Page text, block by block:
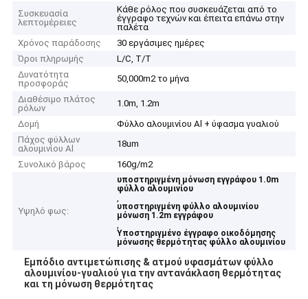
Συσκευασία
λεπτομέρειες
Κάθε ρόλος που συσκευάζεται από το
έγγραφο τεχνών και έπειτα επάνω στην
παλέτα
Χρόνος παράδοσης
30 εργάσιμες ημέρες
Όροι πληρωμής
L/C, T/T
Δυνατότητα
προσφοράς
50,000m2 το μήνα
Διαθέσιμο πλάτος
ρόλων
1.0m, 1.2m
Δομή
Φύλλο αλουμινίου Al + ύφασμα γυαλιού
Πάχος φύλλων
αλουμινίου Al
18um
Συνολικό βάρος
160g/m2
Υψηλό φως:
υποστηριγμένη μόνωση εγγράφου 1.0m
φύλλο αλουμινίου
,
υποστηριγμένη φύλλο αλουμινίου
μόνωση 1.2m εγγράφου
,
Υποστηριγμένο έγγραφο οικοδόμησης
μόνωσης θερμότητας φύλλο αλουμινίου
Εμπόδιο αντιμετώπισης & ατμού υφασμάτων φύλλο
αλουμινίου-γυαλιού για την αντανάκλαση θερμότητας
και τη μόνωση θερμότητας